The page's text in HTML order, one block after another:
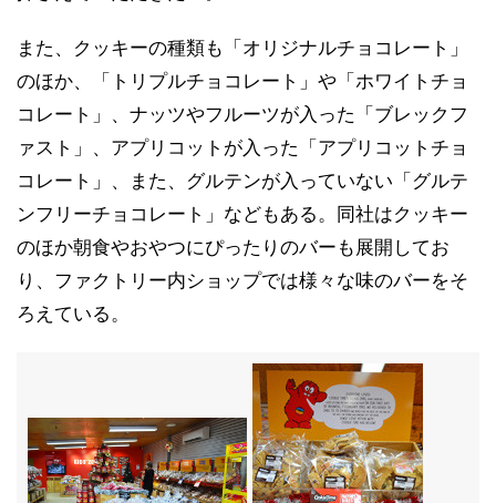
また、クッキーの種類も「オリジナルチョコレート」
のほか、「トリプルチョコレート」や「ホワイトチョ
コレート」、ナッツやフルーツが入った「ブレックフ
ァスト」、アプリコットが入った「アプリコットチョ
コレート」、また、グルテンが入っていない「グルテ
ンフリーチョコレート」などもある。同社はクッキー
のほか朝食やおやつにぴったりのバーも展開してお
り、ファクトリー内ショップでは様々な味のバーをそ
ろえている。